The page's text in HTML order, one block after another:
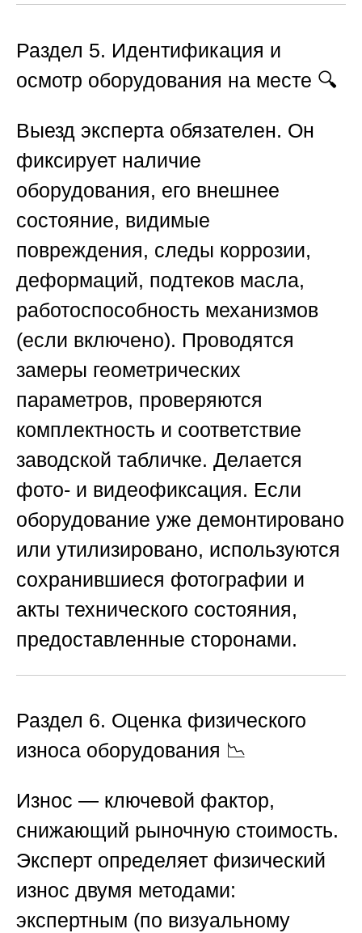
Раздел 5. Идентификация и
осмотр оборудования на месте 🔍
Выезд эксперта обязателен. Он
фиксирует наличие
оборудования, его внешнее
состояние, видимые
повреждения, следы коррозии,
деформаций, подтеков масла,
работоспособность механизмов
(если включено). Проводятся
замеры геометрических
параметров, проверяются
комплектность и соответствие
заводской табличке. Делается
фото- и видеофиксация. Если
оборудование уже демонтировано
или утилизировано, используются
сохранившиеся фотографии и
акты технического состояния,
предоставленные сторонами.
Раздел 6. Оценка физического
износа оборудования 📉
Износ — ключевой фактор,
снижающий рыночную стоимость.
Эксперт определяет физический
износ двумя методами:
экспертным (по визуальному